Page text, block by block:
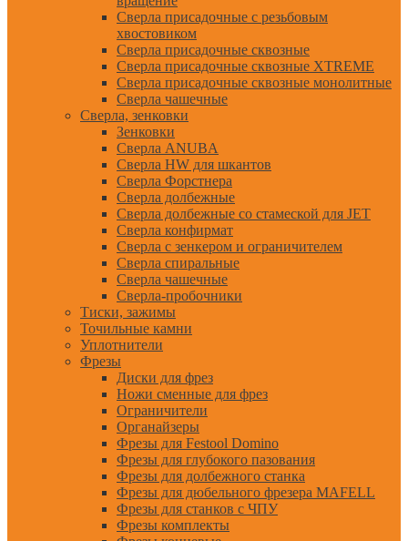
Сверла присадочные с резьбовым
хвостовиком
Сверла присадочные сквозные
Сверла присадочные сквозные XTREME
Сверла присадочные сквозные монолитные
Сверла чашечные
Сверла, зенковки
Зенковки
Сверла ANUBA
Сверла HW для шкантов
Сверла Форстнера
Сверла долбежные
Сверла долбежные со стамеской для JET
Сверла конфирмат
Сверла с зенкером и ограничителем
Сверла спиральные
Сверла чашечные
Сверла-пробочники
Тиски, зажимы
Точильные камни
Уплотнители
Фрезы
Диски для фрез
Ножи сменные для фрез
Ограничители
Органайзеры
Фрезы для Festool Domino
Фрезы для глубокого пазования
Фрезы для долбежного станка
Фрезы для дюбельного фрезера MAFELL
Фрезы для станков с ЧПУ
Фрезы комплекты